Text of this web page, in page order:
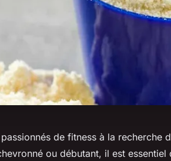
de fitness à la recherche
ou débutant, il est